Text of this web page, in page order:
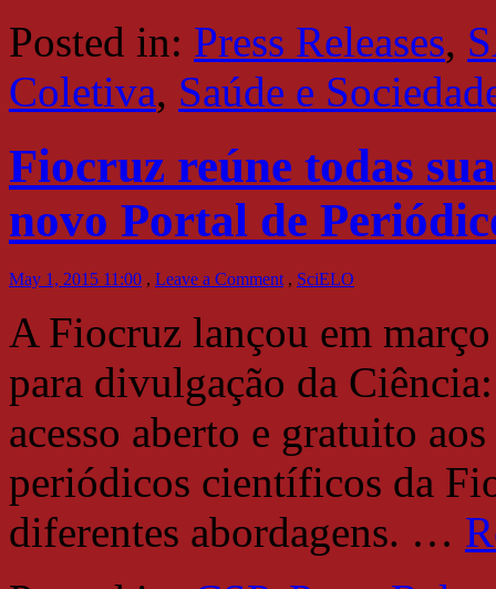
Posted in: Press Releases,
Coletiva, Saúde e
Fiocruz reúne todas
novo Portal de
May 1, 2015 11:00 , Leave a Comment , SciELO
A Fiocruz lançou em
para divulgação da
acesso aberto e gratuito
periódicos científicos da
diferentes abordagens. …